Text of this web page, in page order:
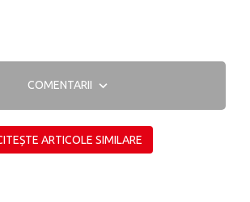
COMENTARII
ARTICOLE SIMILARE